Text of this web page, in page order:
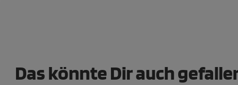
Das könnte Dir auch